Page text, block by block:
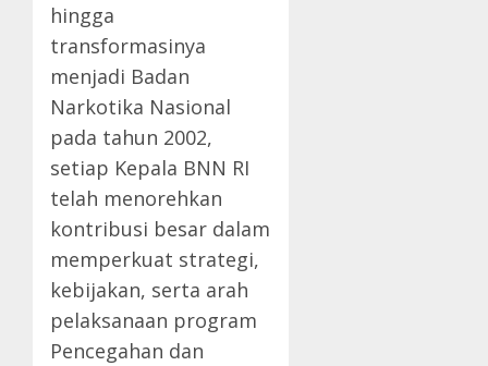
hingga
transformasinya
menjadi Badan
Narkotika Nasional
pada tahun 2002,
setiap Kepala BNN RI
telah menorehkan
kontribusi besar dalam
memperkuat strategi,
kebijakan, serta arah
pelaksanaan program
Pencegahan dan